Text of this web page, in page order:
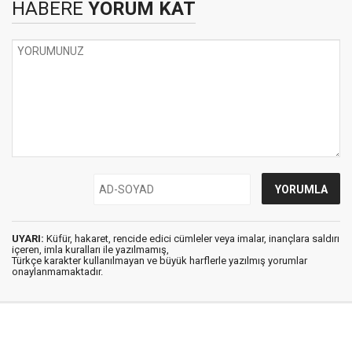
HABERE YORUM KAT
UYARI: Küfür, hakaret, rencide edici cümleler veya imalar, inançlara saldırı
içeren, imla kuralları ile yazılmamış,
Türkçe karakter kullanılmayan ve büyük harflerle yazılmış yorumlar
onaylanmamaktadır.